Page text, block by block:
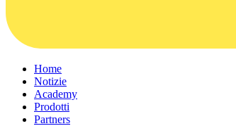
Home
Notizie
Academy
Prodotti
Partners